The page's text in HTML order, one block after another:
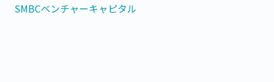
SMBCベンチャーキャピタル